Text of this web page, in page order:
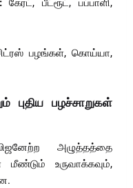
கேரட், பீட்ரூட், பப்பாளி,
பழங்கள், கொய்யா,
பழச்சாறுகள்
அழுத்தத்தை
மீண்டும் உருவாக்கவும்,